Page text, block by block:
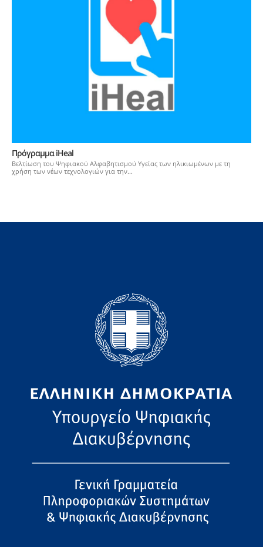
Πρόγραμμα iHeal
Βελτίωση του Ψηφιακού Αλφαβητισμού Υγείας των ηλικιωμένων με τη
χρήση των νέων τεχνολογιών για την...